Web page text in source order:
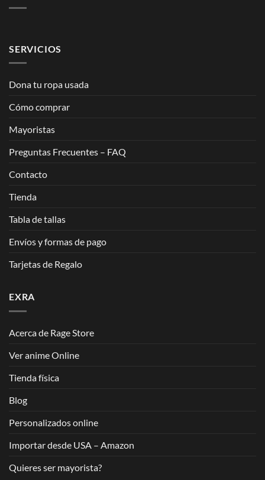
SERVICIOS
Dona tu ropa usada
Cómo comprar
Mayoristas
Preguntas Frecuentes – FAQ
Contacto
Tienda
Tabla de tallas
Envíos y formas de pago
Tarjetas de Regalo
EXRA
Acerca de Rage Store
Ver anime Online
Tienda física
Blog
Personalizados online
Importar desde USA – Amazon
Quieres ser mayorista?